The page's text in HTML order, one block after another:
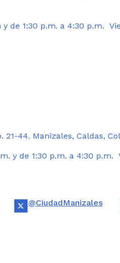
de 1:30 p.m. a 4:30 p.m.
44. Manizales, Caldas,
y de 1:30 p.m. a 4:30 p.m.
@CiudadManizales